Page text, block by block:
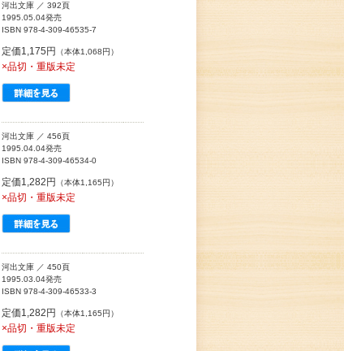
河出文庫 ／ 392頁
1995.05.04発売
ISBN 978-4-309-46535-7
定価1,175円 （本体1,068円）
×品切・重版未定
河出文庫 ／ 456頁
1995.04.04発売
ISBN 978-4-309-46534-0
定価1,282円 （本体1,165円）
×品切・重版未定
河出文庫 ／ 450頁
1995.03.04発売
ISBN 978-4-309-46533-3
定価1,282円 （本体1,165円）
×品切・重版未定